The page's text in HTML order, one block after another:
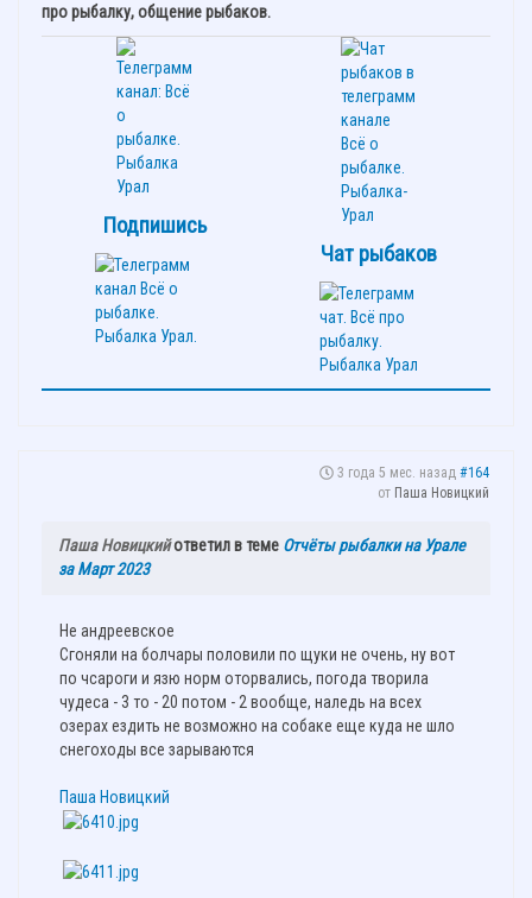
про рыбалку, общение рыбаков.
Подпишись
Чат рыбаков
3 года 5 мес. назад #164
от Паша Новицкий
Паша Новицкийответил в теме Отчёты рыбалки на Урале
за Март 2023
Не андреевское
Сгоняли на болчары половили по щуки не очень, ну вот
по чсароги и язю норм оторвались, погода творила
чудеса - 3 то - 20 потом - 2 вообще, наледь на всех
озерах ездить не возможно на собаке еще куда не шло
снегоходы все зарываются
Паша Новицкий